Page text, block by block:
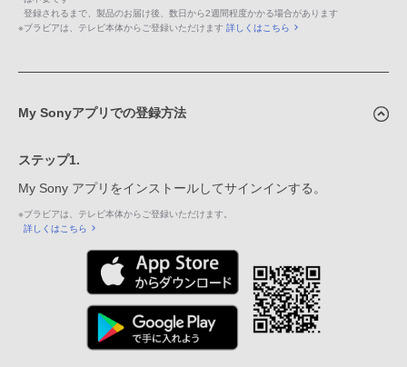
登録されるまで、製品のお届け後、数日から2週間程度かかる場合があります
※ブラビアは、テレビ本体からご登録いただけます 詳しくはこちら
My Sonyアプリでの登録方法
ステップ1.
My Sony アプリをインストールしてサインインする。
※ブラビアは、テレビ本体からご登録いただけます。
詳しくはこちら